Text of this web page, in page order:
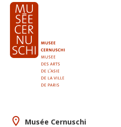
Musée Cernuschi